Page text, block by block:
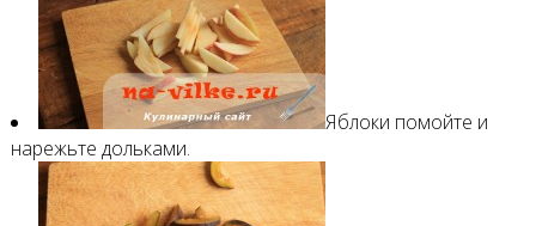
Яблоки помойте и
нарежьте дольками.